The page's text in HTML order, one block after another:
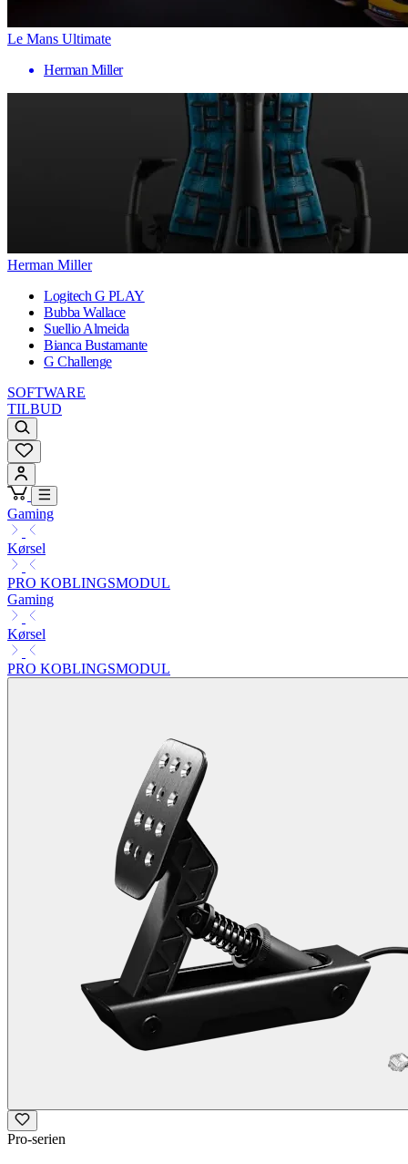
Le Mans Ultimate
Herman Miller
Herman Miller
Logitech G PLAY
Bubba Wallace
Suellio Almeida
Bianca Bustamante
G Challenge
SOFTWARE
TILBUD
Gaming
Kørsel
PRO KOBLINGSMODUL
Gaming
Kørsel
PRO KOBLINGSMODUL
Pro-serien